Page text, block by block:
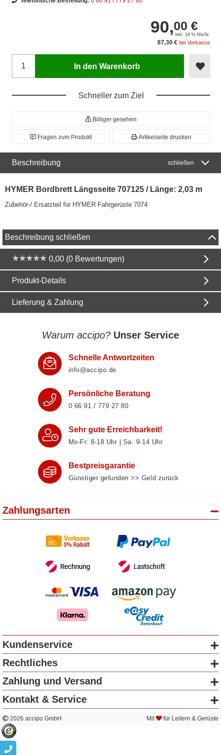
90,00 €
inkl. 19 % MwSt.
87,30 € bei Vorkasse
In den Warenkorb
Schneller zum Ziel
Billiger gesehen
Fragen zum Produkt Artikelseite drucken
Beschreibung schließen
HYMER Bordbrett Längsseite 707125 / Länge: 2,03 m
Zubehör-/ Ersatzteil für HYMER Fahrgerüste 7074
Beschreibung schließen
0,00 (0 Bewertungen)
Produkt-Details
Lieferung & Zahlung
Warum accipo? Unser Service
Schnelle Antwortzeiten
info@accipo.de
Persönliche Beratung
0 66 91 / 779 27 80
Sehr gute Erreichbarkeit!
Mo-Fr: 8‑18 Uhr | Sa: 9‑14 Uhr
Bestpreisgarantie
Günstiger gefunden >> Geld zurück
Zahlungsarten
Kundenservice
Rechtliches
Zahlung und Versand
Kontakt & Service
2026 accipo GmbH Mit für Leitern & Gerüste